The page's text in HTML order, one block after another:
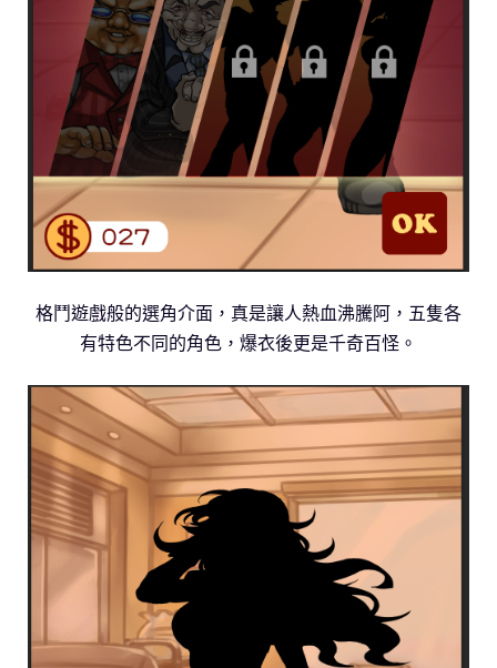
格鬥遊戲般的選角介面，真是讓人熱血沸騰阿，五隻各
有特色不同的角色，爆衣後更是千奇百怪。